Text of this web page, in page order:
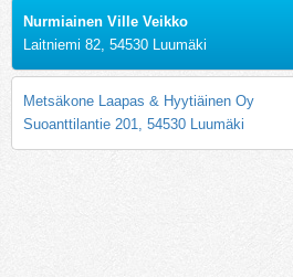
Nurmiainen Ville Veikko
Laitniemi 82, 54530 Luumäki
Metsäkone Laapas & Hyytiäinen Oy
Suoanttilantie 201, 54530 Luumäki